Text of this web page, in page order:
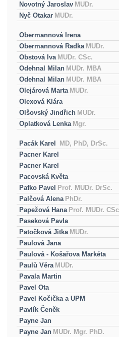
Novotný Jaroslav MUDr.
Nyč Otakar MUDr.
Obermannová Irena
Obermannová Radka MUDr.
Obstová Iva MUDr. CSc.
Odehnal Milan MUDr. MBA
Odehnal Milan MUDr. MBA
Olejárová Marta MUDr.
Olexová Klára
Olšovský Jindřich MUDr.
Oplatková Lenka Mgr.
Pacák Karel
MD, PhD, DrSc.
Pacner Karel
Pacner Karel
Pacovská Květa
Pafko Pavel
Prof. MUDr. DrSc.
Palčová Alena PhDr.
Papežová Hana Prof. MUDr.
Paseková Pavla
Patočková Jitka MUDr.
Paulová Jana
Paulová - Košařova Markéta
Paulů Věra MUDr.
Pavala Martin
Pavel Ota
Pavel Kočička a UPM
Pavlík Čeněk
Payne Jan
Payne Jan MUDr. Mgr. PhD.